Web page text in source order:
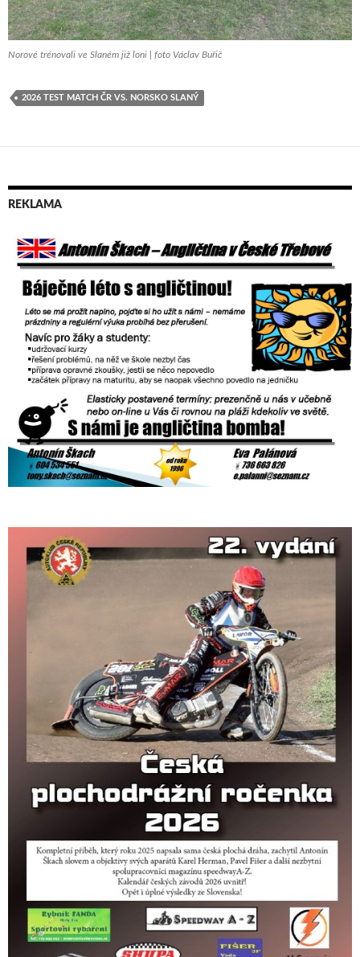
Norové trénovali ve Slaném již loni | foto Václav Buřič
2026 TEST MATCH ČR VS. NORSKO SLANÝ
REKLAMA